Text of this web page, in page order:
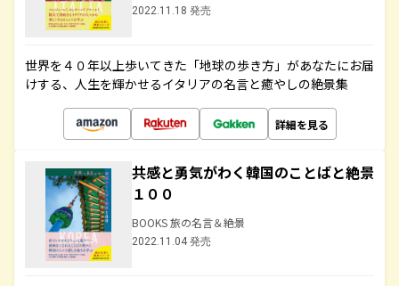
2022.11.18 発売
世界を４０年以上歩いてきた「地球の歩き方」があなたにお届
けする、人生を輝かせるイタリアの名言と癒やしの絶景集
詳細を見る
共感と勇気がわく韓国のことばと絶景
１００
BOOKS 旅の名言＆絶景
2022.11.04 発売